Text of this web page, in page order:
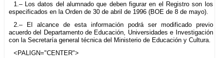
1.– Los datos del alumnado que deben figurar en el Registro son los
especificados en la Orden de 30 de abril de 1996 (BOE de 8 de mayo).
2.– El alcance de esta información podrá ser modificado previo
acuerdo del Departamento de Educación, Universidades e Investigación
con la Secretaría general técnica del Ministerio de Educación y Cultura.
<PALIGN="CENTER">